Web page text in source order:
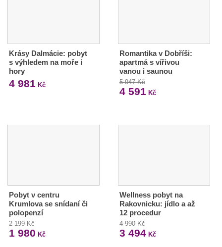
Krásy Dalmácie: pobyt
s výhledem na moře i
hory
4 981 Kč
Romantika v Dobříši:
apartmá s vířivou
vanou i saunou
5 947 Kč
4 591 Kč
Pobyt v centru
Krumlova se snídaní či
polopenzí
2 199 Kč
1 980 Kč
Wellness pobyt na
Rakovnicku: jídlo a až
12 procedur
4 990 Kč
3 494Kč